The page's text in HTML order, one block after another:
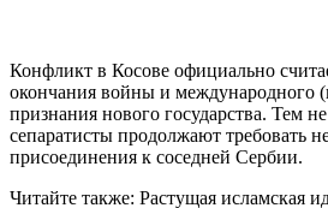
Конфликт в Косове официально
окончания войны и международного
признания нового государства. Тем
сепаратисты продолжают требовать
присоединения к соседней Сербии.
Читайте также: Растущая исламская